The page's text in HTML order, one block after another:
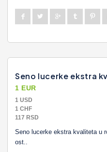
Seno lucerke ekstra
1 EUR
1 USD
1 CHF
117 RSD
Seno lucerke ekstra kvaliteta u
ost..